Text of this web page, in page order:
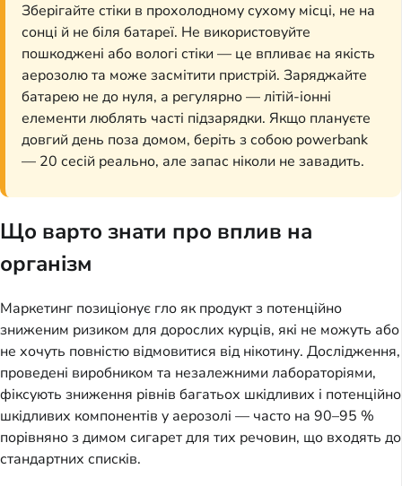
Зберігайте стіки в прохолодному сухому місці, не на
сонці й не біля батареї. Не використовуйте
пошкоджені або вологі стіки — це впливає на якість
аерозолю та може засмітити пристрій. Заряджайте
батарею не до нуля, а регулярно — літій-іонні
елементи люблять часті підзарядки. Якщо плануєте
довгий день поза домом, беріть з собою powerbank
— 20 сесій реально, але запас ніколи не завадить.
Що варто знати про вплив на
організм
Маркетинг позиціонує гло як продукт з потенційно
зниженим ризиком для дорослих курців, які не можуть або
не хочуть повністю відмовитися від нікотину. Дослідження,
проведені виробником та незалежними лабораторіями,
фіксують зниження рівнів багатьох шкідливих і потенційно
шкідливих компонентів у аерозолі — часто на 90–95 %
порівняно з димом сигарет для тих речовин, що входять до
стандартних списків.